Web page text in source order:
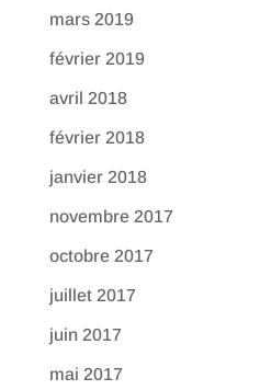
mars 2019
février 2019
avril 2018
février 2018
janvier 2018
novembre 2017
octobre 2017
juillet 2017
juin 2017
mai 2017